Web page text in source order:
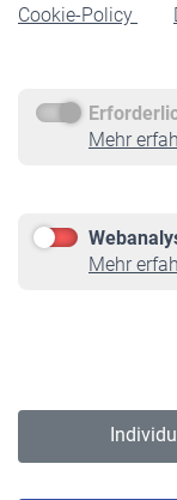
Cookie-Policy
Mehr
Mehr
Rente beantragen
Service
Informationen
Online-Rechner
VBLnewsletter
Erklärung zur